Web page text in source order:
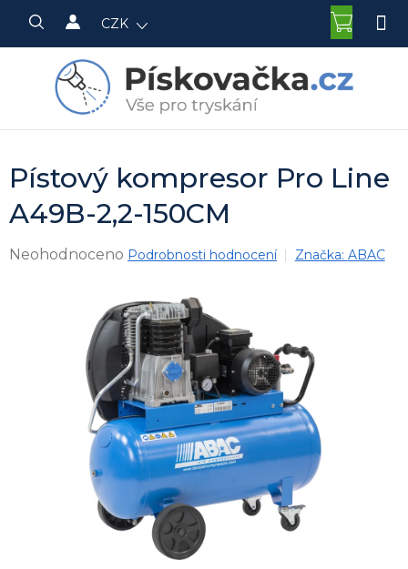
obsah
CZK
KOŠÍK
Pístový kompresor Pro Line
A49B-2,2-150CM
Průměrné
Neohodnoceno Podrobnosti hodnocení Značka: ABAC